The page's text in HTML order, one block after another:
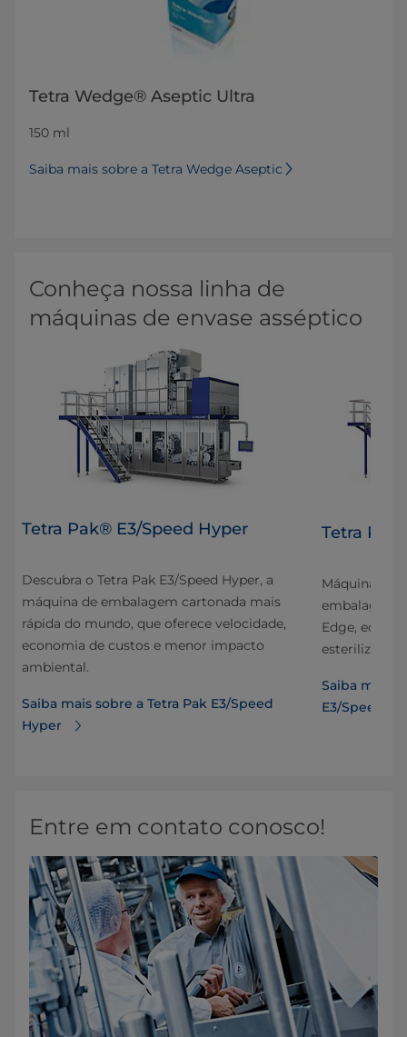
Tetra Wedge® Aseptic Ultra
150 ml
Saiba mais sobre a Tetra Wedge Aseptic
Conheça nossa linha de
máquinas de envase asséptico
Tetra Pak® E3/Speed Hyper
Descubra o Tetra Pak E3/Speed Hyper, a
máquina de embalagem cartonada mais
rápida do mundo, que oferece velocidade,
economia de custos e menor impacto
ambiental.
Saiba mais sobre a Tetra Pak E3/Speed
Hyper
Tetra
Máquina de
embalagens
Edge,
esterilização
Saiba mais
E3/Speed
Entre em contato conosco!